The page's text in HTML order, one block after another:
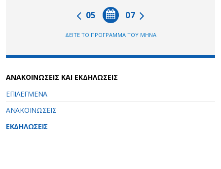
07
05
ΔΕΙΤΕ ΤΟ ΠΡΟΓΡΑΜΜΑ ΤΟΥ ΜΗΝΑ
ΑΝΑΚΟΙΝΩΣΕΙΣ ΚΑΙ ΕΚΔΗΛΩΣΕΙΣ
ΕΠΙΛΕΓΜΕΝΑ
ΑΝΑΚΟΙΝΩΣΕΙΣ
ΕΚΔΗΛΩΣΕΙΣ